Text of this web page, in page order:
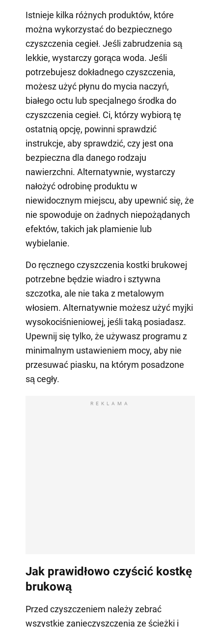
Istnieje kilka różnych produktów, które
można wykorzystać do bezpiecznego
czyszczenia cegieł. Jeśli zabrudzenia są
lekkie, wystarczy gorąca woda. Jeśli
potrzebujesz dokładnego czyszczenia,
możesz użyć płynu do mycia naczyń,
białego octu lub specjalnego środka do
czyszczenia cegieł. Ci, którzy wybiorą tę
ostatnią opcję, powinni sprawdzić
instrukcje, aby sprawdzić, czy jest ona
bezpieczna dla danego rodzaju
nawierzchni. Alternatywnie, wystarczy
nałożyć odrobinę produktu w
niewidocznym miejscu, aby upewnić się, że
nie spowoduje on żadnych niepożądanych
efektów, takich jak plamienie lub
wybielanie.
Do ręcznego czyszczenia kostki brukowej
potrzebne będzie wiadro i sztywna
szczotka, ale nie taka z metalowym
włosiem. Alternatywnie możesz użyć myjki
wysokociśnieniowej, jeśli taką posiadasz.
Upewnij się tylko, że używasz programu z
minimalnym ustawieniem mocy, aby nie
przesuwać piasku, na którym posadzone
są cegły.
REKLAMA
Jak prawidłowo czyścić kostkę
brukową
Przed czyszczeniem należy zebrać
wszystkie zanieczyszczenia ze ścieżki i